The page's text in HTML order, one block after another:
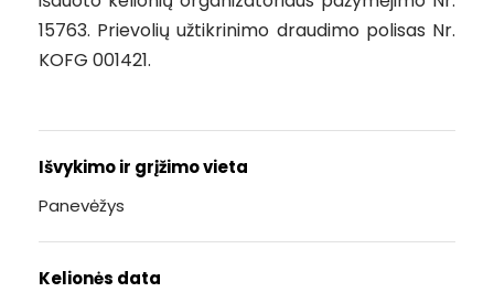
15763. Prievolių užtikrinimo draudimo polisas Nr.
KOFG 001421.
Išvykimo ir grįžimo vieta
Panevėžys
Kelionės data